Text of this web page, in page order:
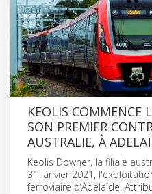
KEOLIS COMMENCE
SON PREMIER
AUSTRALIE, À
Keolis Downer, la filiale
31 janvier 2021,
ferroviaire d’Adélaïde.